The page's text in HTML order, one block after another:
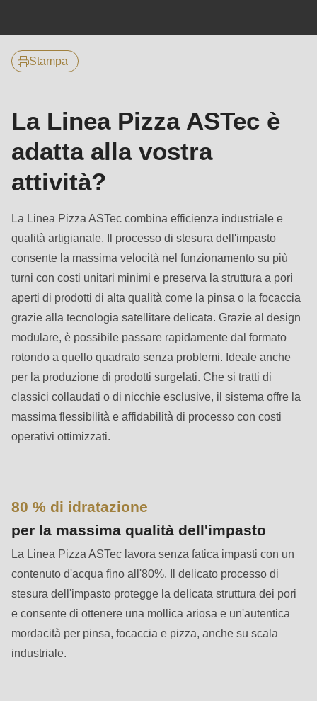
#1
type
string
is
deprecated
Drupal\rondo_contact\ContactService-
>Drupal\rondo_contact\
{closure}
()
(line
592
of
modules/custom/rondo_contact/src/ContactService.php
Deprecated
function:
mb_substr():
#1
($string)
of
type
string
is
deprecated
Stampa
La Linea Pizza ASTec è
adatta alla vostra
attività?
La Linea Pizza ASTec combina efficienza industriale e
qualità artigianale. Il processo di stesura dell'impasto
consente la massima velocità nel funzionamento su più
turni con costi unitari minimi e preserva la struttura a pori
aperti di prodotti di alta qualità come la pinsa o la focaccia
grazie alla tecnologia satellitare delicata. Grazie al design
modulare, è possibile passare rapidamente dal formato
rotondo a quello quadrato senza problemi. Ideale anche
per la produzione di prodotti surgelati. Che si tratti di
classici collaudati o di nicchie esclusive, il sistema offre la
massima flessibilità e affidabilità di processo con costi
operativi ottimizzati.
80 % di idratazione
per la massima qualità dell'impasto
La Linea Pizza ASTec lavora senza fatica impasti con un
contenuto d'acqua fino all'80%. Il delicato processo di
stesura dell'impasto protegge la delicata struttura dei pori
e consente di ottenere una mollica ariosa e un'autentica
mordacità per pinsa, focaccia e pizza, anche su scala
industriale.